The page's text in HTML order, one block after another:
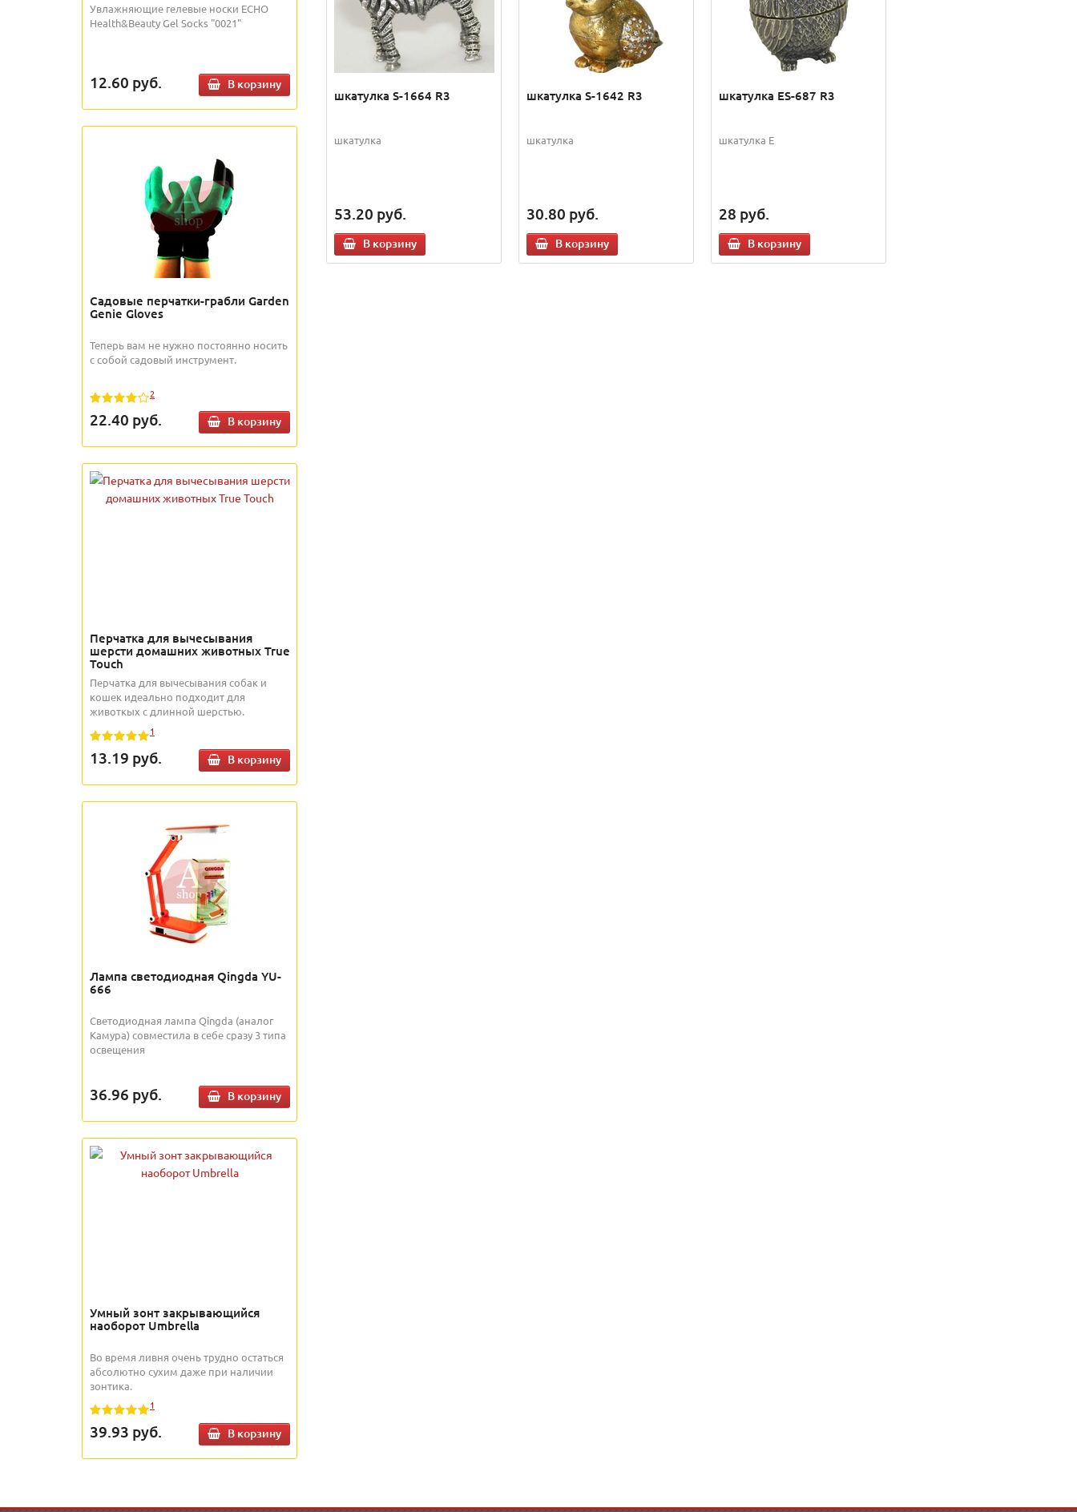
Увлажняющие гелевые носки ECHO
Health&Beauty Gel Socks "0021"
12.60 руб. В корзину
Садовые перчатки-грабли Garden
Genie Gloves
Теперь вам не нужно постоянно носить
с собой садовый инструмент.
2
22.40 руб. В корзину
Перчатка для вычесывания
шерсти домашних животных True
Touch
Перчатка для вычесывания собак и
кошек идеально подходит для
животкых с длинной шерстью.
1
13.19 руб. В корзину
Лампа светодиодная Qingda YU-
666
Светодиодная лампа Qingda (аналог
Камура) совместила в себе сразу 3 типа
освещения
36.96 руб. В корзину
Умный зонт закрывающийся
наоборот Umbrella
Во время ливня очень трудно остаться
абсолютно сухим даже при наличии
зонтика.
1
39.93 руб. В корзину
шкатулка S-1664 R3
шкатулка
53.20 руб.
В корзину
шкатулка S-1642 R3
шкатулка
30.80 руб.
В корзину
шкатулка ES-687 R3
шкатулка E
28 руб.
В корзину